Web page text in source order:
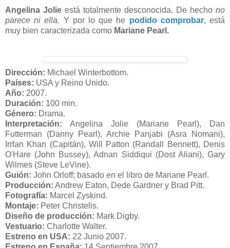
Angelina Jolie está totalmente desconocida. De hecho no
parece ni ella. Y por lo que he podido comprobar, está
muy bien caracterizada como Mariane Pearl.
Dirección: Michael Winterbottom.
Países: USA y Reino Unido.
Año: 2007.
Duración: 100 min.
Género: Drama.
Interpretación: Angelina Jolie (Mariane Pearl), Dan
Futterman (Danny Pearl), Archie Panjabi (Asra Nomani),
Irrfan Khan (Capitán), Will Patton (Randall Bennett), Denis
O'Hare (John Bussey), Adnan Siddiqui (Dost Aliani), Gary
Wilmes (Steve LeVine).
Guión: John Orloff; basado en el libro de Mariane Pearl.
Producción: Andrew Eaton, Dede Gardner y Brad Pitt.
Fotografía: Marcel Zyskind.
Montaje: Peter Christelis.
Diseño de producción: Mark Digby.
Vestuario: Charlotte Walter.
Estreno en USA: 22 Junio 2007.